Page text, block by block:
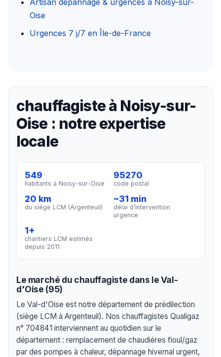
Oise
Urgences 7 j/7 en Île-de-France
chauffagiste à Noisy-sur-
Oise : notre expertise
locale
549
habitants à Noisy-sur-Oise
95270
code postal
20 km
du siège LCM (Argenteuil)
~31 min
délai d’intervention
urgence
1+
chantiers LCM estimés
depuis 2011
Le marché du chauffagiste dans le Val-
d'Oise (95)
Le Val-d'Oise est notre département de prédilection
(siège LCM à Argenteuil). Nos chauffagistes Qualigaz
n° 704841 interviennent au quotidien sur le
département : remplacement de chaudières fioul/gaz
par des pompes à chaleur, dépannage hivernal urgent,